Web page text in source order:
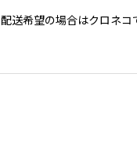
配送希望の場合はクロネ